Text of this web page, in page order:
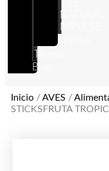
NATURAL
Blog
Inicio /AVES /
STICKSFRUTA